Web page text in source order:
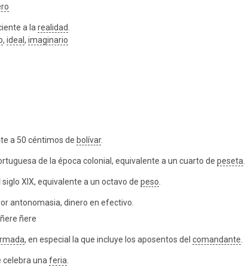
a larealidad.
, ideal, imaginario
a 50 céntimos de bolívar.
de la época colonial, equivalente a un cuarto de peseta.
XIX, equivalente a un octavo de peso.
antonomasia, dinero en efectivo.
ñere
, en especial la que incluye los aposentos del comandante.
celebra unaferia.